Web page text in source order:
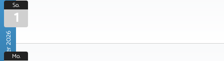
So.
1
Mo.